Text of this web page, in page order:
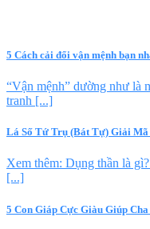
5 Cách cải đổi vận mệnh bạn
“Vận mệnh” dường như là
tranh [...]
Lá Số Tứ Trụ (Bát Tự) Giải Mã
Xem thêm: Dụng thần là
[...]
5 Con Giáp Cực Giàu Giúp